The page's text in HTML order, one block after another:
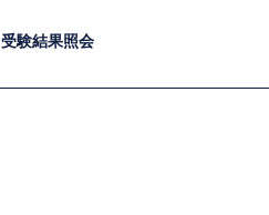
受験結果照会